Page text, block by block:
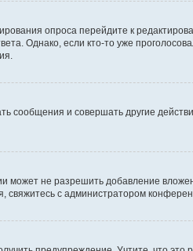
опроса перейдите к
Однако, если кто-то уже
сообщения и совершать другие
не разрешить добавление
свяжитесь с администратором